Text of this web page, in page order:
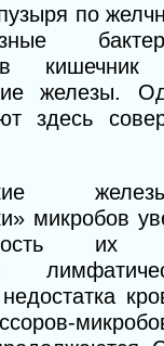
по
в
железы.
здесь
микробов
их